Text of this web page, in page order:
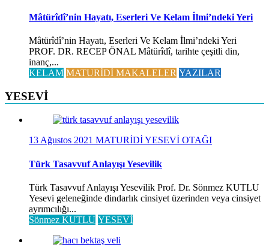
Mâtürîdî’nin Hayatı, Eserleri Ve Kelam İlmi’ndeki Yeri
Mâtürîdî’nin Hayatı, Eserleri Ve Kelam İlmi’ndeki Yeri
PROF. DR. RECEP ÖNAL Mâtürîdî, tarihte çeşitli din,
inanç,...
KELAM MATURİDİ MAKALELER YAZILAR
YESEVİ
13 Ağustos 2021 MATURİDİ YESEVİ OTAĞI
Türk Tasavvuf Anlayışı Yesevilik
Türk Tasavvuf Anlayışı Yesevilik Prof. Dr. Sönmez KUTLU
Yesevi geleneğinde dindarlık cinsiyet üzerinden veya cinsiyet
ayrımcılığı...
Sönmez KUTLU YESEVİ